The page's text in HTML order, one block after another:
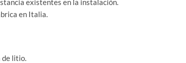
existentes en la instalación.
en Italia.
de litio.